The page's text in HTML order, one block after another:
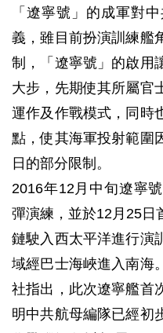
「遼寧號」的成軍對
義，雖目前扮演訓練艦
制，「遼寧號」的啟用
大步，先期使其所屬官
運作及作戰模式，同時
點，使其海軍投射範圍
日的部分限制。
2016年12月中旬遼寧
彈演練，並於12月25日
鏈駛入西太平洋進行演
域經巴士海峽進入南海
社指出，此次遼寧艦首
明中共航母編隊已經初